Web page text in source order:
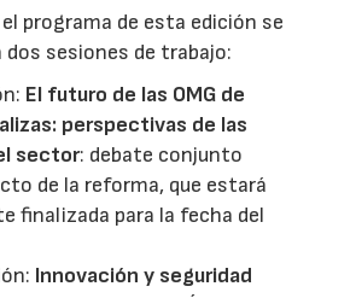
programa de esta edición se
sesiones de trabajo:
El futuro de las OMG de
perspectivas de las
sector: debate conjunto
de la reforma, que estará
finalizada para la fecha del
Innovación y seguridad